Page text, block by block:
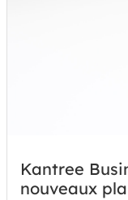
Kantree
nouveaux